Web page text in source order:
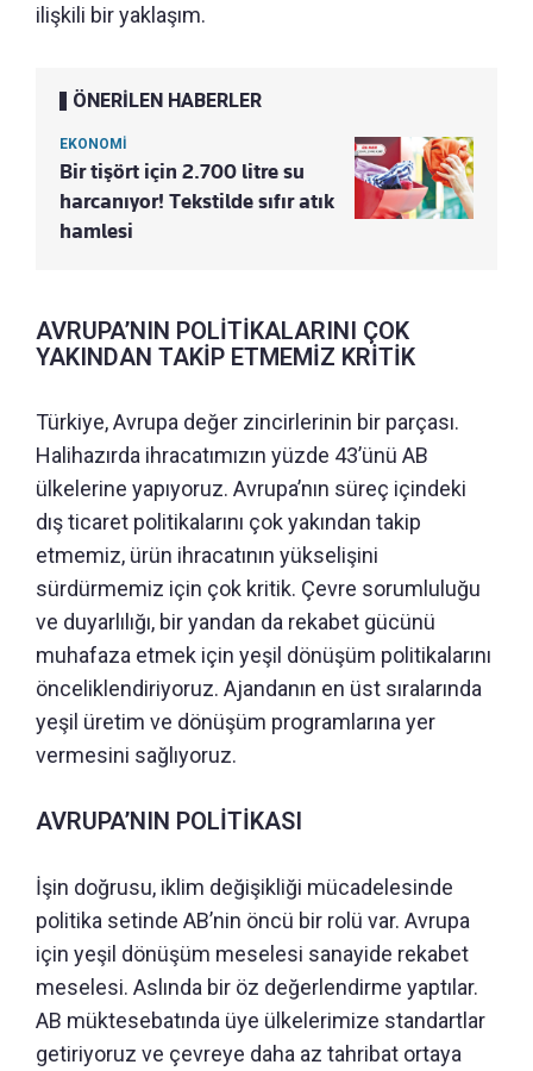
ilişkili bir yaklaşım.
ÖNERİLEN HABERLER
EKONOMİ
Bir tişört için 2.700 litre su
harcanıyor! Tekstilde sıfır atık
hamlesi
AVRUPA’NIN POLİTİKALARINI ÇOK
YAKINDAN TAKİP ETMEMİZ KRİTİK
Türkiye, Avrupa değer zincirlerinin bir parçası.
Halihazırda ihracatımızın yüzde 43’ünü AB
ülkelerine yapıyoruz. Avrupa’nın süreç içindeki
dış ticaret politikalarını çok yakından takip
etmemiz, ürün ihracatının yükselişini
sürdürmemiz için çok kritik. Çevre sorumluluğu
ve duyarlılığı, bir yandan da rekabet gücünü
muhafaza etmek için yeşil dönüşüm politikalarını
önceliklendiriyoruz. Ajandanın en üst sıralarında
yeşil üretim ve dönüşüm programlarına yer
vermesini sağlıyoruz.
AVRUPA’NIN POLİTİKASI
İşin doğrusu, iklim değişikliği mücadelesinde
politika setinde AB’nin öncü bir rolü var. Avrupa
için yeşil dönüşüm meselesi sanayide rekabet
meselesi. Aslında bir öz değerlendirme yaptılar.
AB müktesebatında üye ülkelerimize standartlar
getiriyoruz ve çevreye daha az tahribat ortaya